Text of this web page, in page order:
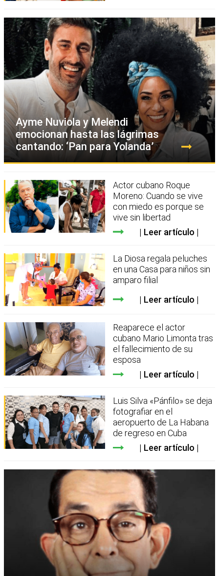
Ayme Nuviola y Melendi
emocionan hasta las lágrimas
cantando: ‘Pan para Yolanda’
Actor cubano Roque
Moreno: Cuando se vive
con miedo es porque se
vive sin libertad
Leer artículo
La Diosa regala peluches
en una Casa para niños sin
amparo filial
Leer artículo
Reaparece el actor
cubano Mario Limonta tras
el fallecimiento de su
esposa
Leer artículo
Luis Silva «Pánfilo» se deja
fotografiar en el
aeropuerto de La Habana
de regreso en Cuba
Leer artículo